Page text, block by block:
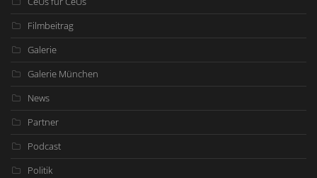
Filmbeitrag
Galerie
Galerie München
News
Partner
Podcast
Politik